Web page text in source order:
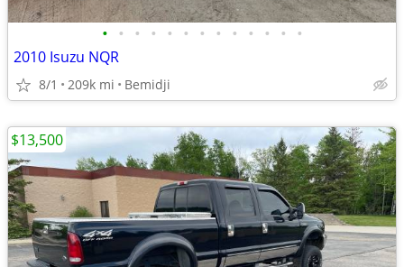
• • • • • • • • • • • • •
2010 Isuzu NQR
8/1 209k mi Bemidji
$13,500